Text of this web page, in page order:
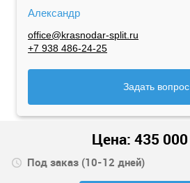
Александр
office@krasnodar-split.ru
+7 938 486-24-25
Задать вопрос
Цена: 435 000
Под заказ (10-12 дней)